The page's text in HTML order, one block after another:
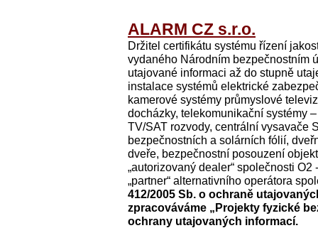
ALARM CZ s.r.o.
Držitel certifikátu systému řízení
vydaného Národním bezpečnostním
utajované informaci až do stupně
instalace systémů elektrické
kamerové systémy průmyslové
docházky, telekomunikační systémy
TV/SAT rozvody, centrální vysavače
bezpečnostních a solárních fólií,
dveře, bezpečnostní posouzení
„autorizovaný dealer“ společnosti
„partner“ alternativního operátora
412/2005 Sb. o ochraně
zpracováváme „Projekty fyzické
ochrany utajovaných informací.